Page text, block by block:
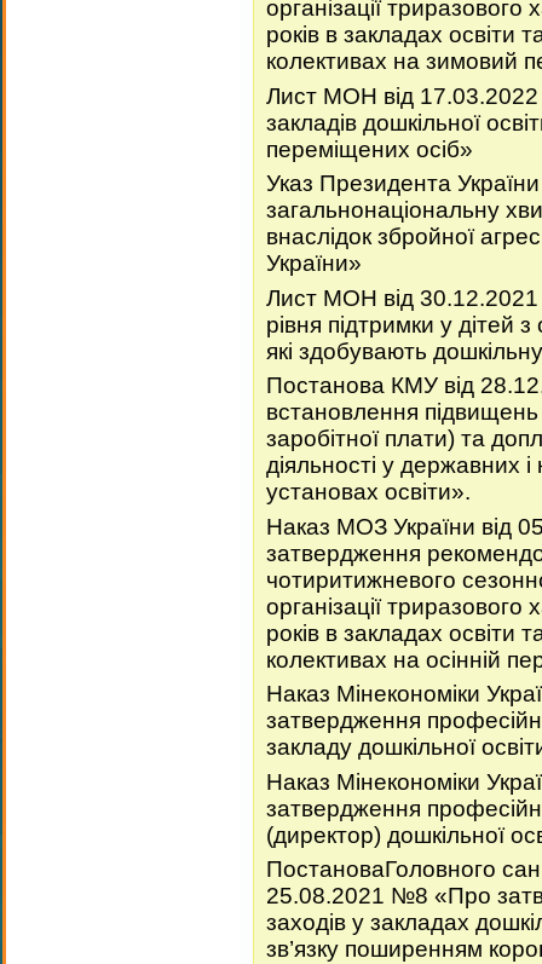
організації триразового
років в закладах освіти
колективах на зимовий
Лист МОН від
закладів дошкільної
переміщених осіб»
Указ Президента
загальнонаціональну
внаслідок збройної
України»
Лист МОН від
рівня підтримки у дітей
які здобувають
Постанова КМУ від
встановлення
заробітної плати) та
діяльності у державних
установах освіти».
Наказ МОЗ України від
затвердження
чотиритижневого
організації триразового
років в закладах освіти
колективах на осінній
Наказ Мінекономіки
затвердження
закладу дошкільної
Наказ Мінекономіки
затвердження
(директор) дошкільної
ПостановаГоловного
25.08.2021 №8 «Про
заходів у закладах
зв’язку поширенням